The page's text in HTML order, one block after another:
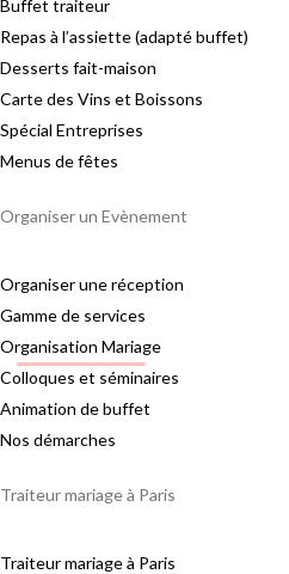
Buffet traiteur
Repas à l’assiette (adapté buffet)
Desserts fait-maison
Carte des Vins et Boissons
Spécial Entreprises
Menus de fêtes
Organiser un Evènement
Organiser une réception
Gamme de services
Organisation Mariage
Colloques et séminaires
Animation de buffet
Nos démarches
Traiteur mariage à Paris
Traiteur mariage à Paris